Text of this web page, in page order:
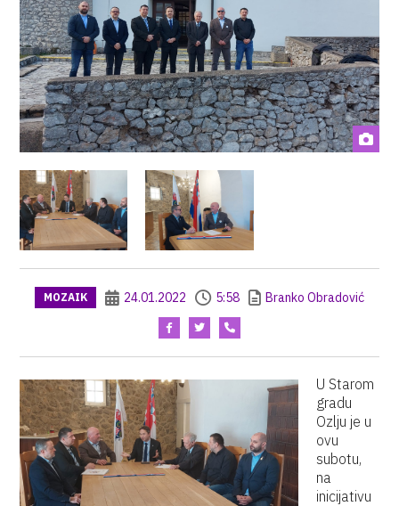
MOZAIK 24.01.2022 5:58 Branko Obradović
U Starom
gradu
Ozlju je u
ovu
subotu,
na
inicijativu